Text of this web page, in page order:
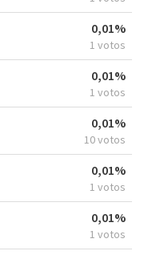
0,01%
1 votos
0,01%
1 votos
0,01%
10 votos
0,01%
1 votos
0,01%
1 votos